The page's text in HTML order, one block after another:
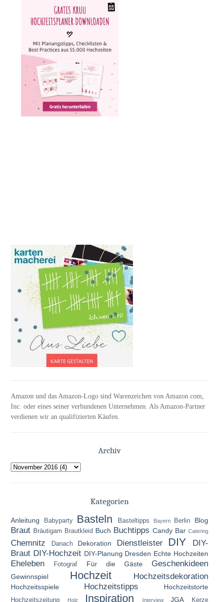
Amazon und das Amazon-Logo sind Warenzeichen von Amazon.com,
Inc. oder eines seiner verbundenen Unternehmen. Als Amazon-Partner
verdienen wir an qualifizierten Käufen.
Archiv
Kategorien
Anleitung Babyparty Basteln Basteltipps Bayern Berlin Blog
Braut Bräutigam Brautkleid Buch Buchtipps Candy Bar Catering
Chemnitz Danach Dekoration Dienstleister DIY
DIY-
Braut DIY-Hochzeit DIY-Planung Dresden Echte Hochzeiten
Eheleben Fotograf Für die Gäste Geschenkideen
Gewinnspiel Hochzeit Hochzeitsdekoration
Hochzeitsspiele Hochzeitstipps Hochzeitstorte
Hochzeitszeitung Holz Inspiration Interview JGA Kerze